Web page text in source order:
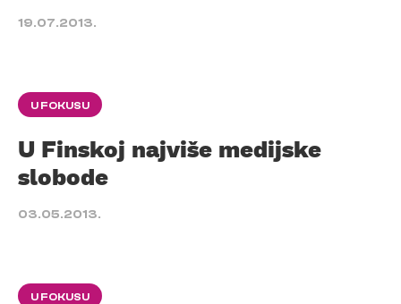
19.07.2013.
U FOKUSU
U Finskoj najviše medijske
slobode
03.05.2013.
U FOKUSU